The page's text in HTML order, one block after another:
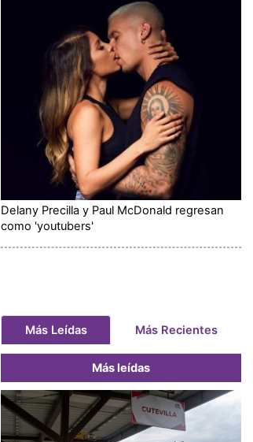
Delany Precilla y Paul McDonald regresan
como 'youtubers'
Más Leídas Más Recientes
Más leídas